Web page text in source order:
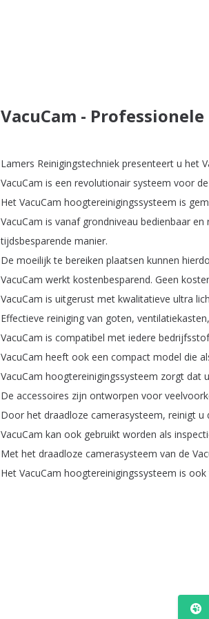
VacuCam -
Lamers Reinigingstechniek presenteert u het
VacuCam is een revolutionair systeem voor de
Het VacuCam hoogtereinigingssysteem is
VacuCam is vanaf grondniveau bedienbaar en
tijdsbesparende manier.
De moeilijk te bereiken plaatsen kunnen
VacuCam werkt kostenbesparend. Geen
VacuCam is uitgerust met kwalitatieve ultra
Effectieve reiniging van goten, ventilatiekasten,
VacuCam is compatibel met iedere
VacuCam heeft ook een compact model die
VacuCam hoogtereinigingssysteem zorgt dat u
De accessoires zijn ontworpen voor
Door het draadloze camerasysteem, reinigt u
VacuCam kan ook gebruikt worden als
Met het draadloze camerasysteem van de
Het VacuCam hoogtereinigingssysteem is ook